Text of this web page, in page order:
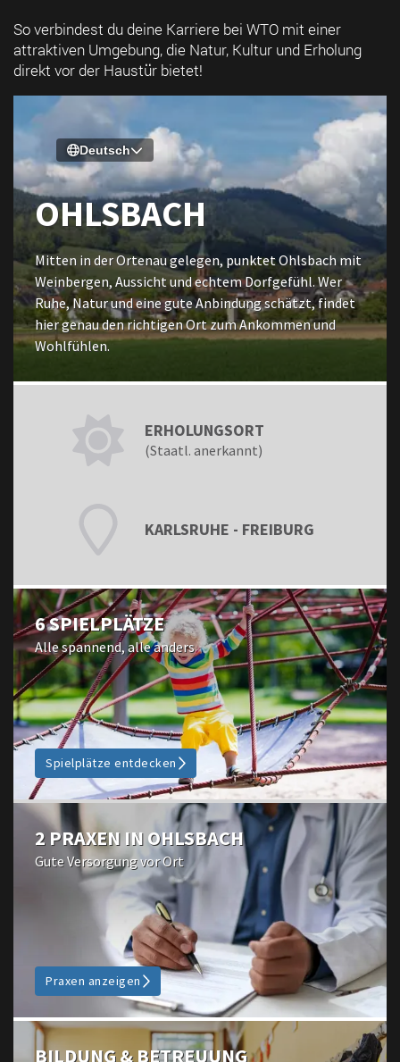
So verbindest du deine Karriere bei WTO mit einer
attraktiven Umgebung, die Natur, Kultur und Erholung
direkt vor der Haustür bietet!